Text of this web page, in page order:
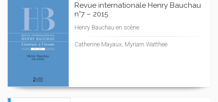
Revue internationale Henry Bauchau
n°7 – 2015
Henry Bauchau en scène
Catherine Mayaux, Myriam Watthee